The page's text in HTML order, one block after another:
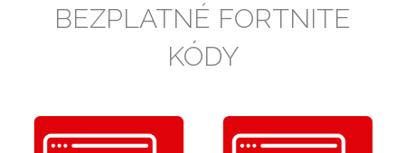
BEZPLATNÉ FORTNITE
KÓDY